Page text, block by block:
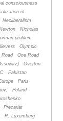
consciousness
of
Neoliberalism
Nicholas
problem
Olympic
Road One Road
Overton
Pakistan
Paris
Poland
Precariat
R. Luxemburg